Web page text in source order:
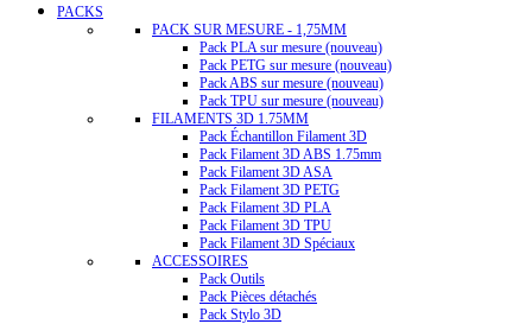
PACKS
PACK SUR MESURE - 1,75MM
Pack PLA sur mesure (nouveau)
Pack PETG sur mesure (nouveau)
Pack ABS sur mesure (nouveau)
Pack TPU sur mesure (nouveau)
FILAMENTS 3D 1.75MM
Pack Échantillon Filament 3D
Pack Filament 3D ABS 1.75mm
Pack Filament 3D ASA
Pack Filament 3D PETG
Pack Filament 3D PLA
Pack Filament 3D TPU
Pack Filament 3D Spéciaux
ACCESSOIRES
Pack Outils
Pack Pièces détachés
Pack Stylo 3D